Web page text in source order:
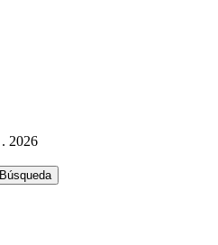
. 2026
Búsqueda